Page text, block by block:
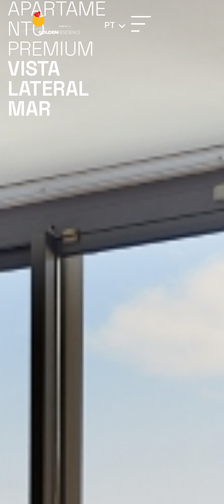
PT
APARTAME
NTO
PREMIUM
VISTA
LATERAL
MAR